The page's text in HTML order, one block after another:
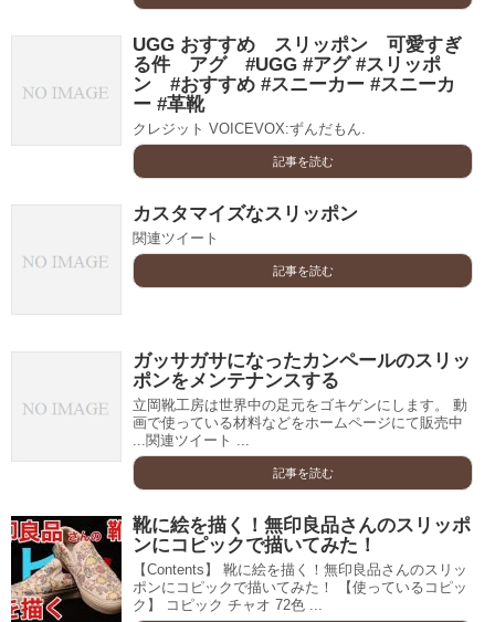
UGG おすすめ スリッポン 可愛すぎ
る件 アグ #UGG #アグ #スリッポ
ン #おすすめ #スニーカー #スニーカ
ー #革靴
クレジット VOICEVOX:ずんだもん.
記事を読む
カスタマイズなスリッポン
関連ツイート
記事を読む
ガッサガサになったカンペールのスリッ
ポンをメンテナンスする
立岡靴工房は世界中の足元をゴキゲンにします。 動
画で使っている材料などをホームページにて販売中
...関連ツイート ...
記事を読む
靴に絵を描く！無印良品さんのスリッポ
ンにコピックで描いてみた！
【Contents】 靴に絵を描く！無印良品さんのスリッ
ポンにコピックで描いてみた！ 【使っているコピッ
ク】 コピック チャオ 72色 ...